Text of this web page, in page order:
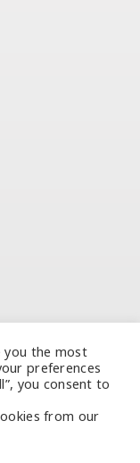
you the most
preferences
you consent to
from our